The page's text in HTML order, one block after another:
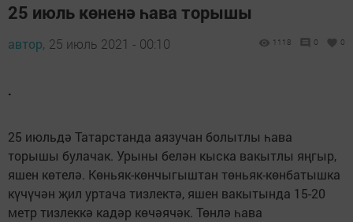
25 июль көненә һава торышы
автор, 25 июль 2021 - 00:10 1118 0 0
.
25 июльдә Татарстанда аязучан болытлы һава
торышы булачак. Урыны белән кыска вакытлы яңгыр,
яшен көтелә. Көньяк-көнчыгыштан төньяк-көнбатышка
күчүчән җил уртача тизлектә, яшен вакытында 15-20
метр тизлеккә кадәр көчәячәк. Төнлә һава